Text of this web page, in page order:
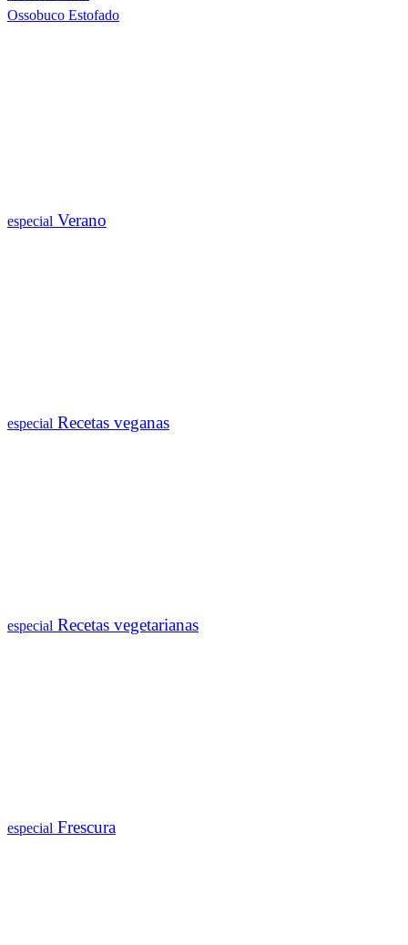
Ossobuco Estofado
especial Verano
especial Recetas veganas
especial Recetas vegetarianas
especial Frescura